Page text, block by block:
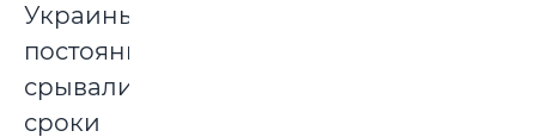
Украины,
постоянно
срывали
сроки